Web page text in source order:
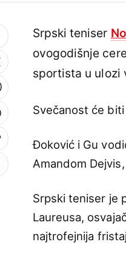
Srpski teniser
ovogodišnje
sportista u ulozi
Svečanost će
Đoković i Gu
Amandom
Srpski teniser je
Laureusa,
najtrofejnija